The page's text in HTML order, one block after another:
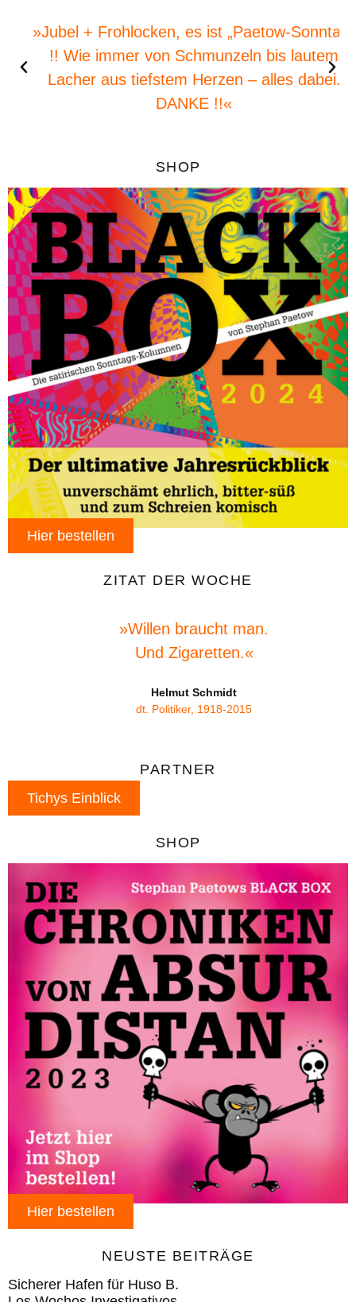
»Jubel + Frohlocken, es ist „Paetow-Sonntag“
!! Wie immer von Schmunzeln bis lautem
Lacher aus tiefstem Herzen – alles dabei.
DANKE !!«
SHOP
Hier bestellen
ZITAT DER WOCHE
»Willen braucht man.
Und Zigaretten.«
Helmut Schmidt
dt. Politiker, 1918-2015
PARTNER
Tichys Einblick
SHOP
Hier bestellen
NEUSTE BEITRÄGE
Sicherer Hafen für Huso B.